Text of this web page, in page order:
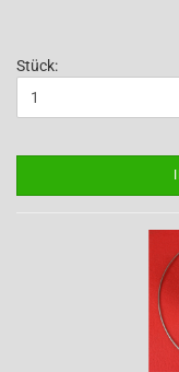
Stück: